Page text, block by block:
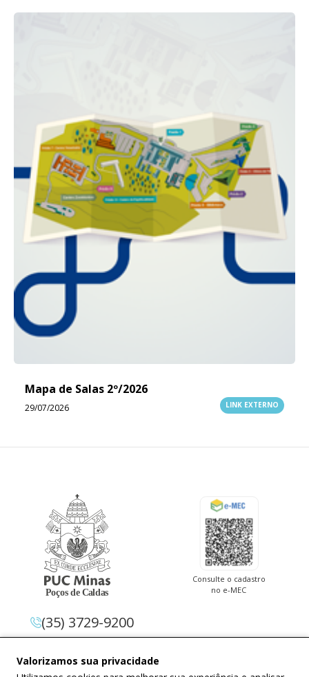
Mapa de Salas 2º/2026
29/07/2026 LINK EXTERNO
Valorizamos sua privacidade
Consulte o cadastro
no e-MEC
(35) 3729-9200
Jardim Country Club 37.714-620 –